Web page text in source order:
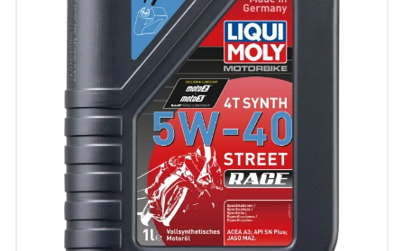
ナップスメンバーズ
店舗を探す
コーポレートサイト
採用情報
特定商取引法に基づく表記
古物営業法に基づく表示/保険勧誘
方針
商品レビュー利用規約
プライバシーポリシー
返金ポリシー
カスタマーハラスメントに対する方